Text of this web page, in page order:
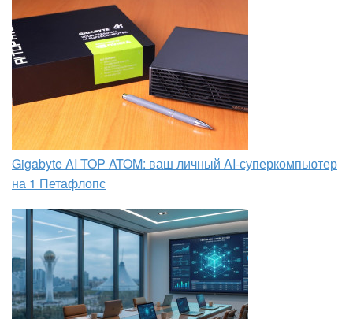
Gigabyte AI TOP ATOM: ваш личный AI-суперкомпьютер
на 1 Петафлопс